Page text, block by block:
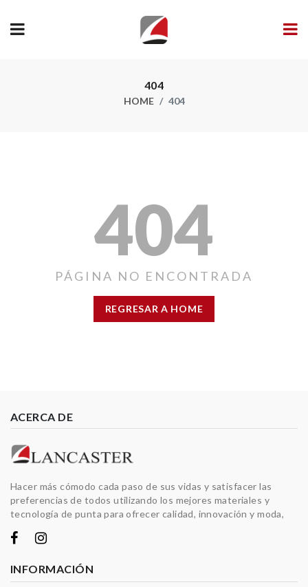
404
HOME 404
404
PÁGINA NO ENCONTRADA
REGRESAR A HOME
ACERCA DE
Hacer más cómodo cada paso de sus vidas y satisfacer las
preferencias de todos utilizando los mejores materiales y
tecnología de punta para ofrecer calidad, innovación y moda,
INFORMACIÓN